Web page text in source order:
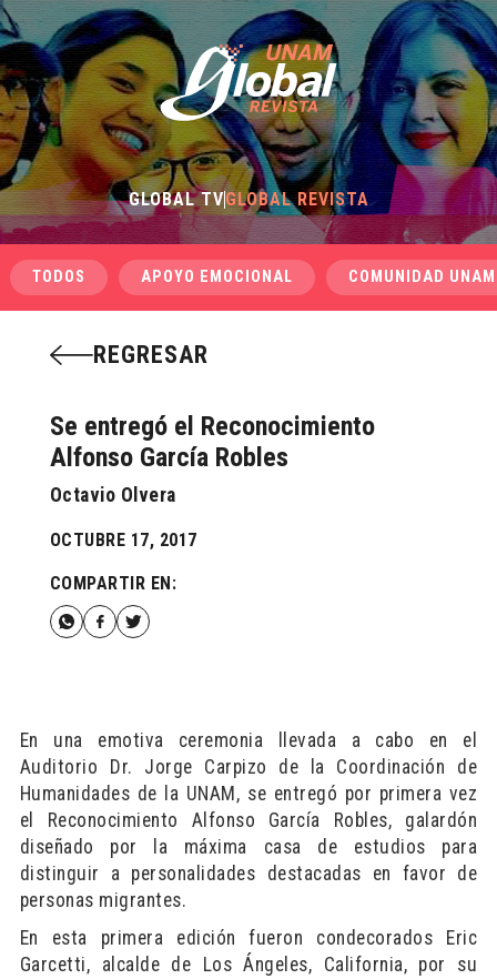
GLOBAL TVGLOBAL REVISTA
TODOS APOYO EMOCIONAL COMUNIDAD UNAM
REGRESAR
Se entregó el Reconocimiento
Alfonso García Robles
Octavio Olvera
OCTUBRE 17, 2017
COMPARTIR EN:
En una emotiva ceremonia llevada a cabo en el
Auditorio Dr. Jorge Carpizo de la Coordinación de
Humanidades de la UNAM, se entregó por primera vez
el Reconocimiento Alfonso García Robles, galardón
diseñado por la máxima casa de estudios para
distinguir a personalidades destacadas en favor de
personas migrantes.
En esta primera edición fueron condecorados Eric
Garcetti, alcalde de Los Ángeles, California, por su